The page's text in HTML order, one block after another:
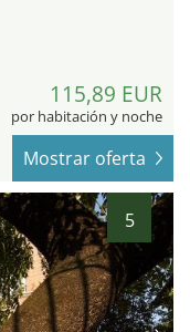
115,89 EUR
por habitación y noche
Mostrar oferta
5